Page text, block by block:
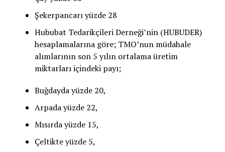
Şekerpancarı yüzde 28
Hububat Tedarikçileri Derneği’nin (HUBUDER)
hesaplamalarına göre; TMO’nun müdahale
alımlarının son 5 yılın ortalama üretim
miktarları içindeki payı;
Buğdayda yüzde 20,
Arpada yüzde 22,
Mısırda yüzde 15,
Çeltikte yüzde 5,